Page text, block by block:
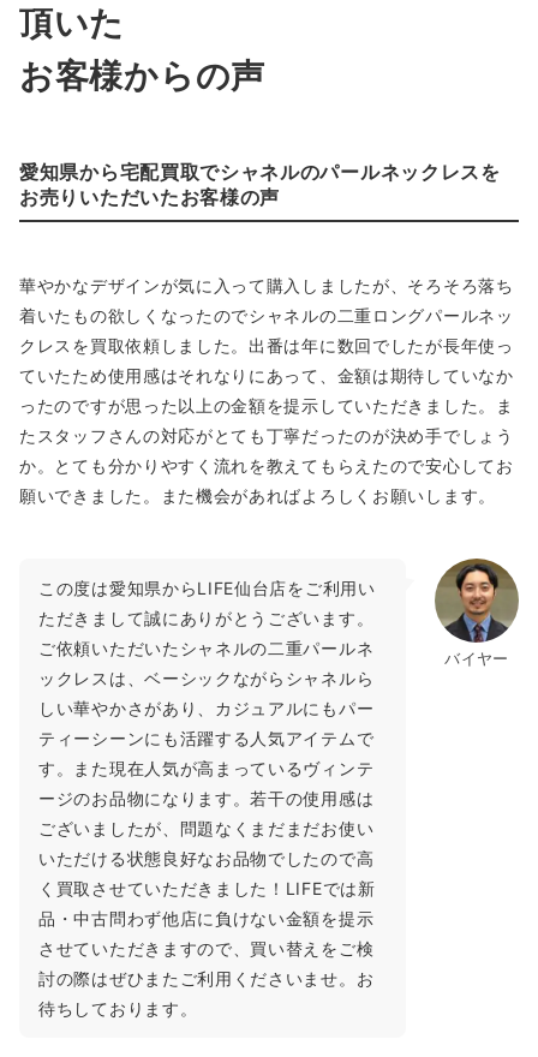
頂いた
お客様からの声
愛知県から宅配買取でシャネルのパールネックレスを
お売りいただいたお客様の声
華やかなデザインが気に入って購入しましたが、そろそろ落ち
着いたもの欲しくなったのでシャネルの二重ロングパールネッ
クレスを買取依頼しました。出番は年に数回でしたが長年使っ
ていたため使用感はそれなりにあって、金額は期待していなか
ったのですが思った以上の金額を提示していただきました。ま
たスタッフさんの対応がとても丁寧だったのが決め手でしょう
か。とても分かりやすく流れを教えてもらえたので安心してお
願いできました。また機会があればよろしくお願いします。
バイヤー
この度は愛知県からLIFE仙台店をご利用い
ただきまして誠にありがとうございます。
ご依頼いただいたシャネルの二重パールネ
ックレスは、ベーシックながらシャネルら
しい華やかさがあり、カジュアルにもパー
ティーシーンにも活躍する人気アイテムで
す。また現在人気が高まっているヴィンテ
ージのお品物になります。若干の使用感は
ございましたが、問題なくまだまだお使い
いただける状態良好なお品物でしたので高
く買取させていただきました！LIFEでは新
品・中古問わず他店に負けない金額を提示
させていただきますので、買い替えをご検
討の際はぜひまたご利用くださいませ。お
待ちしております。